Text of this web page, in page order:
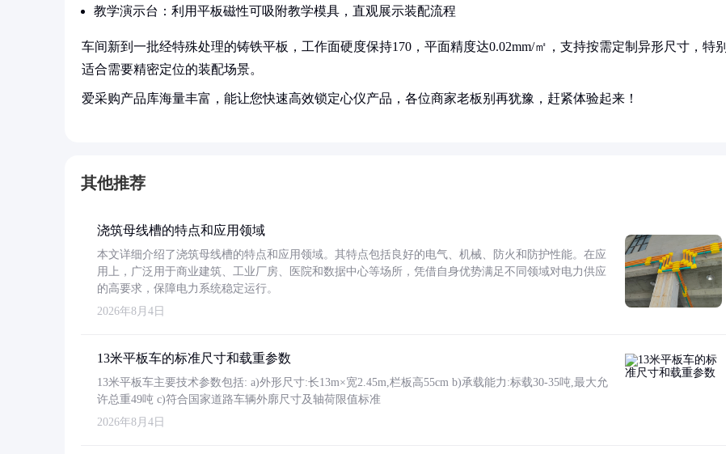
教学演示台：利用平板磁性可吸附教学模具，直观展示装配流程
车间新到一批经特殊处理的铸铁平板，工作面硬度保持170，平面精度达0.02mm/㎡，支持按需定制异形尺寸，特别
适合需要精密定位的装配场景。
爱采购产品库海量丰富，能让您快速高效锁定心仪产品，各位商家老板别再犹豫，赶紧体验起来！
其他推荐
浇筑母线槽的特点和应用领域
本文详细介绍了浇筑母线槽的特点和应用领域。其特点包括良好的电气、机械、防火和防护性能。在应
用上，广泛用于商业建筑、工业厂房、医院和数据中心等场所，凭借自身优势满足不同领域对电力供应
的高要求，保障电力系统稳定运行。
2026年8月4日
13米平板车的标准尺寸和载重参数
13米平板车主要技术参数包括: a)外形尺寸:长13m×宽2.45m,栏板高55cm b)承载能力:标载30-35吨,最大允
许总重49吨 c)符合国家道路车辆外廓尺寸及轴荷限值标准
2026年8月4日